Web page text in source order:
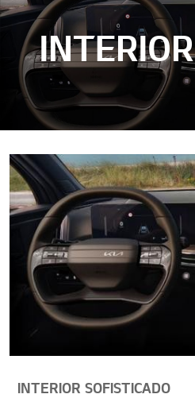
INTERIOR
INTERIOR SOFISTICADO